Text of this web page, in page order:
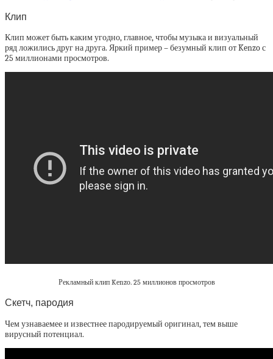
Клип
Клип может быть каким угодно, главное, чтобы музыка и визуальный
ряд ложились друг на друга. Яркий пример – безумный клип от Kenzo с
25 миллионами просмотров.
Рекламный клип Kenzo. 25 миллионов просмотров
Скетч, пародия
Чем узнаваемее и известнее пародируемый оригинал, тем выше
вирусный потенциал.